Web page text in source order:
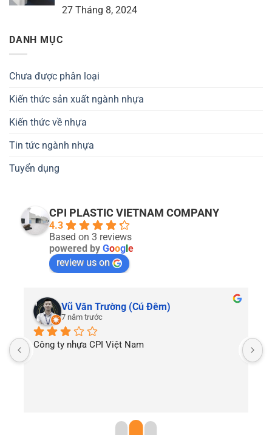
27 Tháng 8, 2024
DANH MỤC
Chưa được phân loại
Kiến thức sản xuất ngành nhựa
Kiến thức về nhựa
Tin tức ngành nhựa
Tuyển dụng
CPI PLASTIC VIETNAM COMPANY
4.3
Based on 3 reviews
powered by Goog e
review us on
Vũ Văn Trường (Cú Đêm)
7 năm trước
Công ty nhựa CPI Việt Nam